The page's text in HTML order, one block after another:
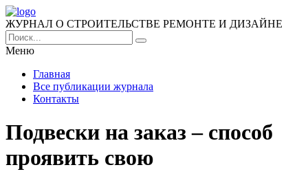
ЖУРНАЛ О СТРОИТЕЛЬСТВЕ РЕМОНТЕ И ДИЗАЙНЕ
Меню
Главная
Все публикации журнала
Контакты
Подвески на заказ – способ
проявить свою